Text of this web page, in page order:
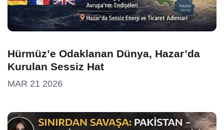
Hürmüz’e Odaklanan Dünya, Hazar’da
Kurulan Sessiz Hat
MAR 21 2026